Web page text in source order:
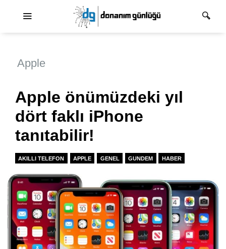
Apple
Apple önümüzdeki yıl
dört faklı iPhone
tanıtabilir!
AKILLI TELEFON APPLE GENEL GUNDEM HABER